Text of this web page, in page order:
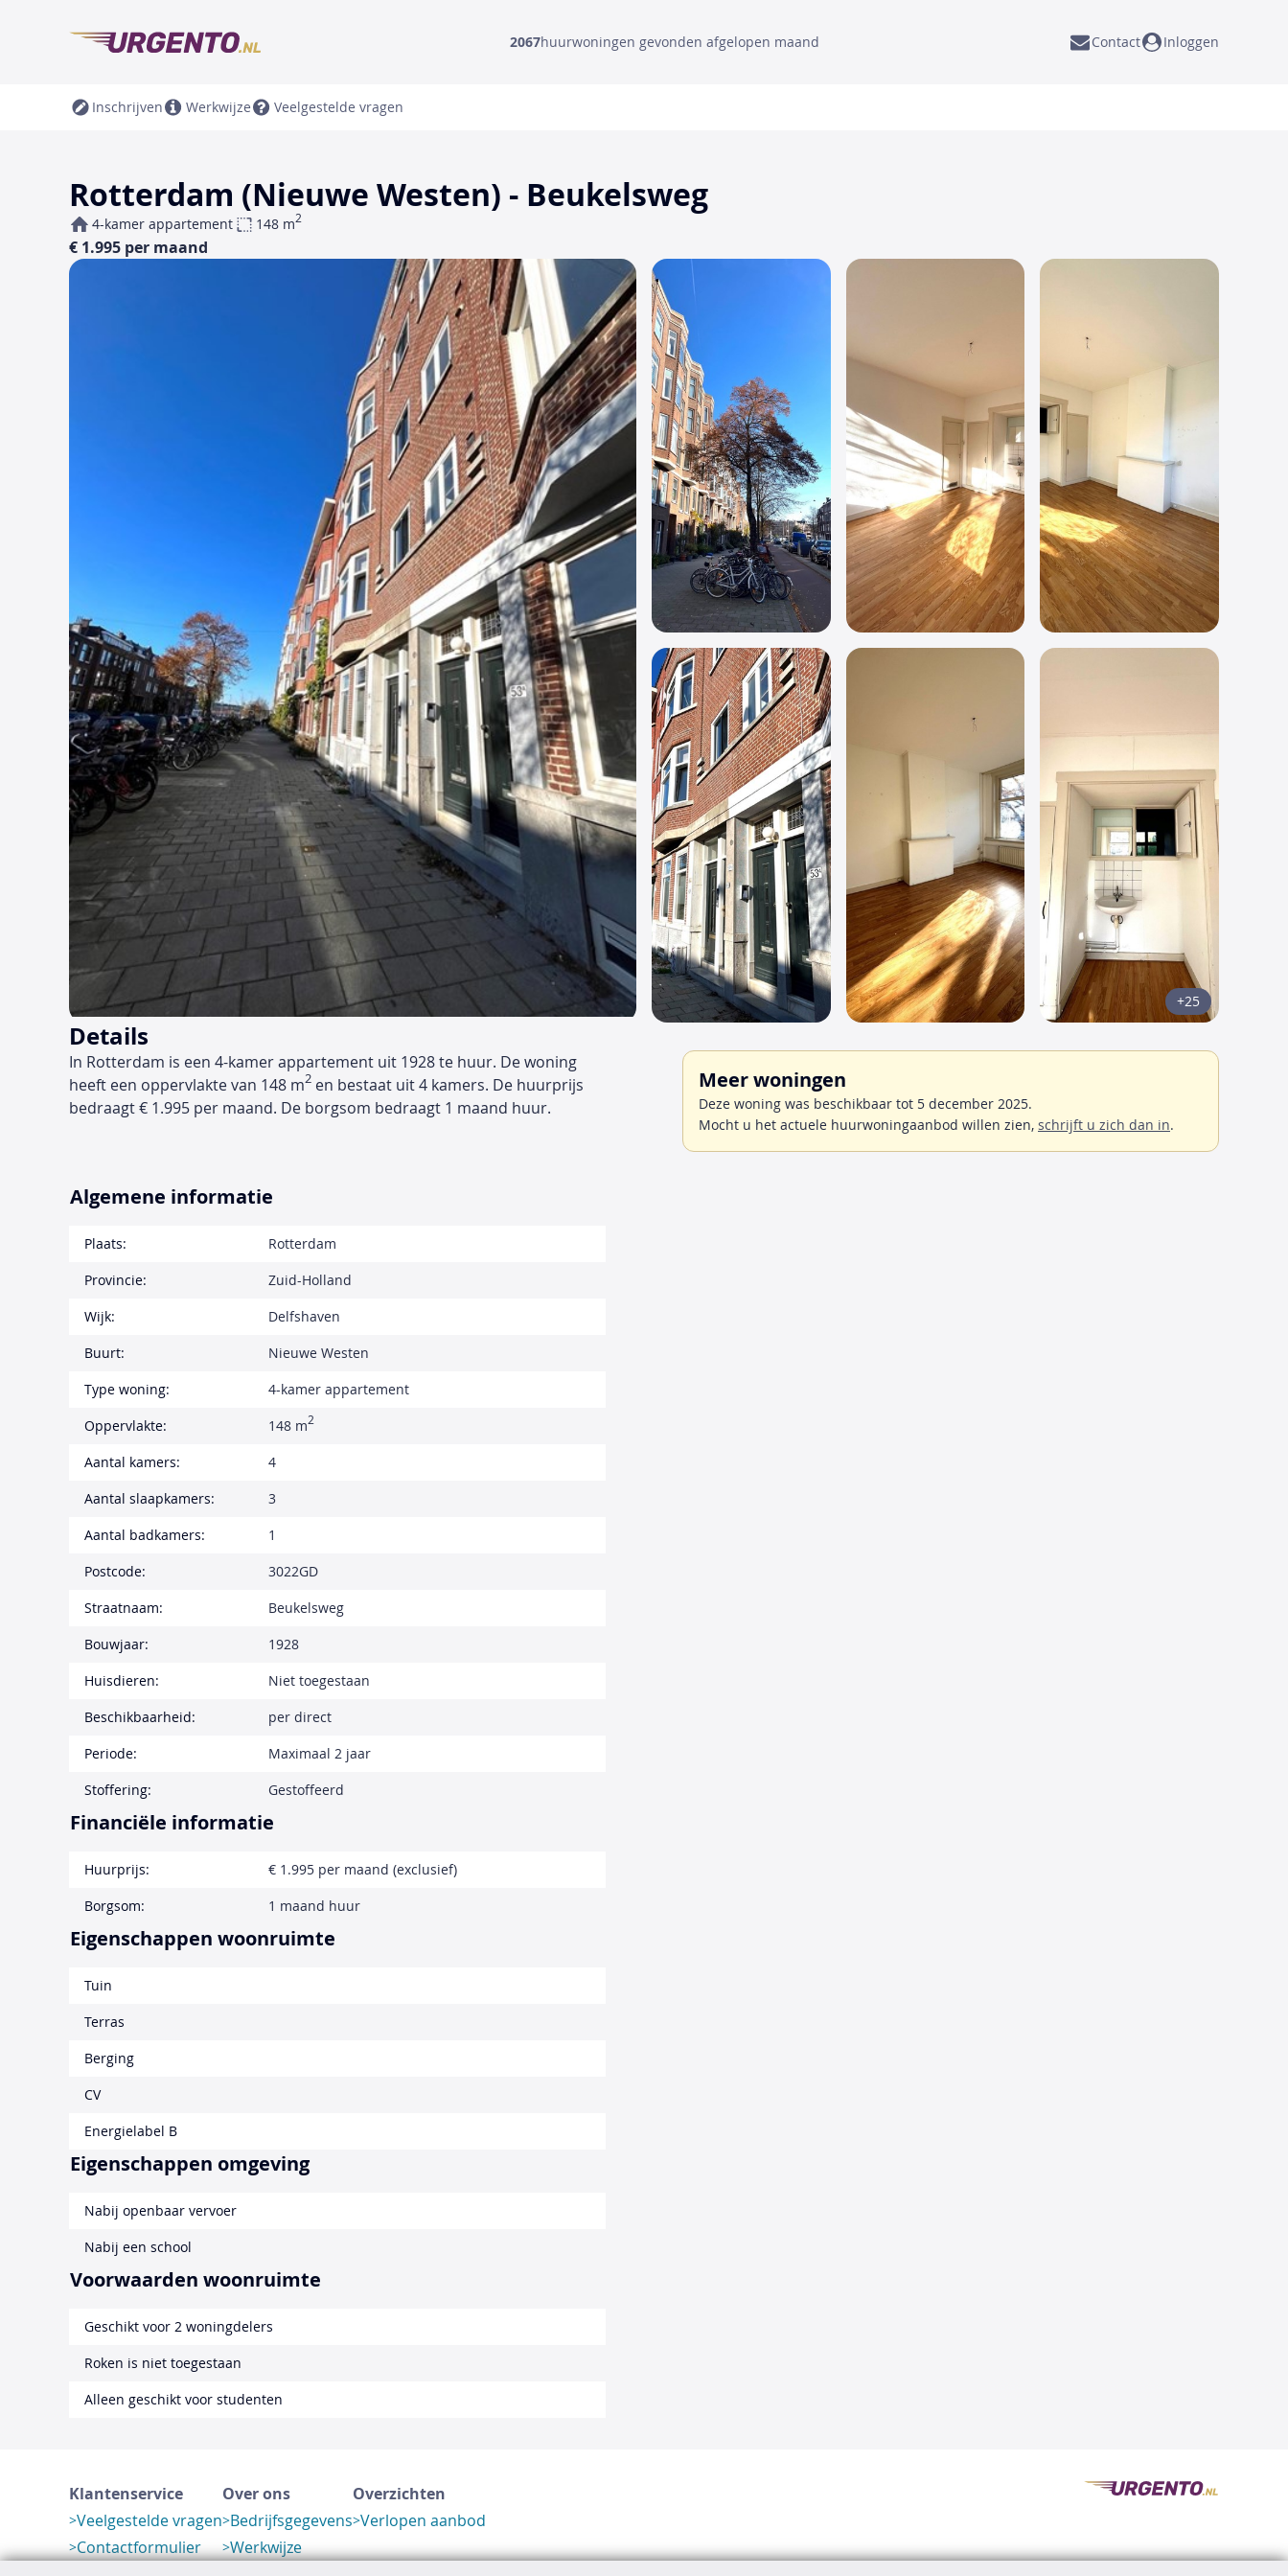
2067huurwoningen gevonden afgelopen maand Contact Inloggen
Inschrijven Werkwijze Veelgestelde vragen
Rotterdam (Nieuwe Westen) - Beukelsweg
4-kamer appartement 148 m2
€ 1.995 per maand
+25
Details
In Rotterdam is een 4-kamer appartement uit 1928 te huur. De woning
heeft een oppervlakte van 148 m2 en bestaat uit 4 kamers. De huurprijs
bedraagt € 1.995 per maand. De borgsom bedraagt 1 maand huur.
Meer woningen
Deze woning was beschikbaar tot 5 december 2025.
Mocht u het actuele huurwoningaanbod willen zien, schrijft u zich dan in.
Algemene informatie
Plaats:
Rotterdam
Provincie:
Zuid-Holland
Wijk:
Delfshaven
Buurt:
Nieuwe Westen
Type woning:
4-kamer appartement
Oppervlakte:
148 m2
Aantal kamers:
4
Aantal slaapkamers:
3
Aantal badkamers:
1
Postcode:
3022GD
Straatnaam:
Beukelsweg
Bouwjaar:
1928
Huisdieren:
Niet toegestaan
Beschikbaarheid:
per direct
Periode:
Maximaal 2 jaar
Stoffering:
Gestoffeerd
Financiële informatie
Huurprijs:
€ 1.995 per maand (exclusief)
Borgsom:
1 maand huur
Eigenschappen woonruimte
Tuin
Terras
Berging
CV
Energielabel B
Eigenschappen omgeving
Nabij openbaar vervoer
Nabij een school
Voorwaarden woonruimte
Geschikt voor 2 woningdelers
Roken is niet toegestaan
Alleen geschikt voor studenten
Klantenservice
Veelgestelde vragen
Contactformulier
Over ons
Bedrijfsgegevens
Werkwijze
Overzichten
Verlopen aanbod